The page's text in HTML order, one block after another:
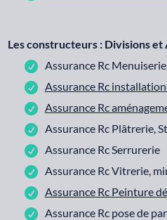
Les constructeurs : Divisions et
Assurance Rc
Assurance Rc
Assurance Rc
Assurance Rc Plâtrerie,
Assurance Rc Serrurerie
Assurance Rc Vitrerie,
Assurance Rc Peinture
Assurance Rc pose de